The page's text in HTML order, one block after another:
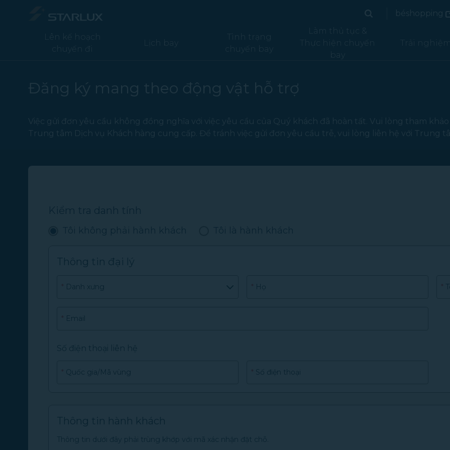
Tìm kiếm
(mở
béshopping
Lên kế hoạch
chuyến đi
Lịch bay
Tình trạng
chuyến bay
Làm thủ tục &
Thực hiện chuyến
bay
Trải
Đăng ký mang theo động vật hỗ trợ
Việc gửi đơn yêu cầu không đồng nghĩa với việc yêu cầu của Quý khách đã hoàn tất. Vui lòng tham
Trung tâm Dịch vụ Khách hàng cung cấp. Để tránh việc gửi đơn yêu cầu trễ, vui lòng liên hệ với Trung
Thông tin đại lý
Danh xưng Họ
Email
Số điện thoại liên hệ
Quốc gia/Mã vùng Số điện thoại
Thông tin hành khách
Thông tin dưới đây phải trùng khớp với mã xác nhận đặt chỗ.